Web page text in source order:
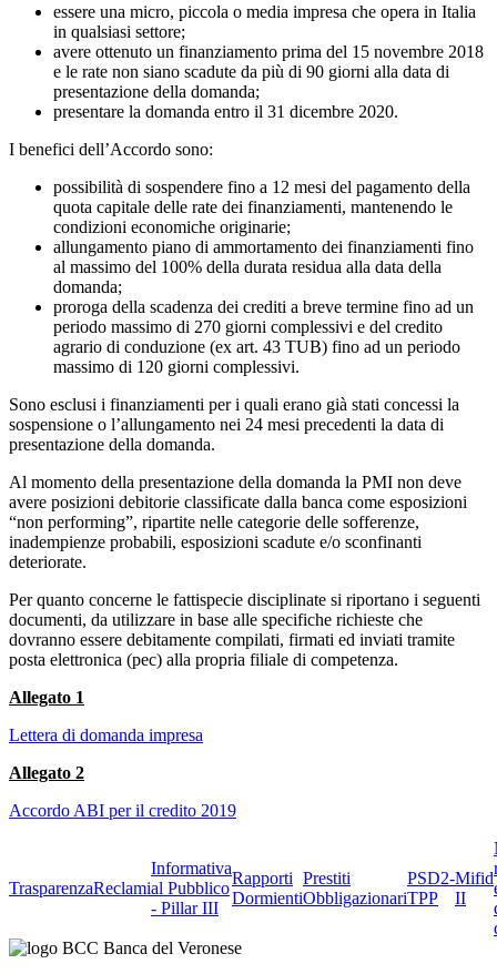
essere una micro, piccola o media impresa che opera in Italia
in qualsiasi settore;
avere ottenuto un finanziamento prima del 15 novembre 2018
e le rate non siano scadute da più di 90 giorni alla data di
presentazione della domanda;
presentare la domanda entro il 31 dicembre 2020.
I benefici dell’Accordo sono:
possibilità di sospendere fino a 12 mesi del pagamento della
quota capitale delle rate dei finanziamenti, mantenendo le
condizioni economiche originarie;
allungamento piano di ammortamento dei finanziamenti fino
al massimo del 100% della durata residua alla data della
domanda;
proroga della scadenza dei crediti a breve termine fino ad un
periodo massimo di 270 giorni complessivi e del credito
agrario di conduzione (ex art. 43 TUB) fino ad un periodo
massimo di 120 giorni complessivi.
Sono esclusi i finanziamenti per i quali erano già stati concessi la
sospensione o l’allungamento nei 24 mesi precedenti la data di
presentazione della domanda.
Al momento della presentazione della domanda la PMI non deve
avere posizioni debitorie classificate dalla banca come esposizioni
“non performing”, ripartite nelle categorie delle sofferenze,
inadempienze probabili, esposizioni scadute e/o sconfinanti
deteriorate.
Per quanto concerne le fattispecie disciplinate si riportano i seguenti
documenti, da utilizzare in base alle specifiche richieste che
dovranno essere debitamente compilati, firmati ed inviati tramite
posta elettronica (pec) alla propria filiale di competenza.
Allegato 1
Lettera di domanda impresa
Allegato 2
Accordo ABI per il credito 2019
TrasparenzaReclami
Informativa
al Pubblico
- Pillar III
Rapporti
Dormienti
Prestiti
Obbligazionari
PSD2-
TPP
Mifid
II